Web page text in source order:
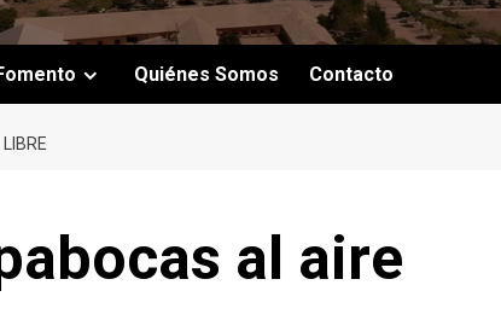
Quiénes Somos Contacto
al aire